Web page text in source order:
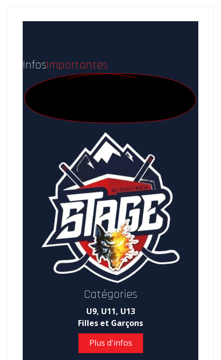
InfosImportantes
Catégories
U9, U11, U13
Filles et Garçons
Plus d'infos